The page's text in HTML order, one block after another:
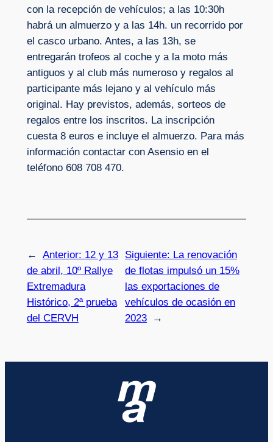
con la recepción de vehículos; a las 10:30h
habrá un almuerzo y a las 14h. un recorrido por
el casco urbano. Antes, a las 13h, se
entregarán trofeos al coche y a la moto más
antiguos y al club más numeroso y regalos al
participante más lejano y al vehículo más
original. Hay previstos, además, sorteos de
regalos entre los inscritos. La inscripción
cuesta 8 euros e incluye el almuerzo. Para más
información contactar con Asensio en el
teléfono 608 708 470.
← Anterior: 12 y 13
de abril, 10º Rallye
Extremadura
Histórico, 2ª prueba
del CERVH
Siguiente: La renovación
de flotas impulsó un 15%
las exportaciones de
vehículos de ocasión en
2023
→